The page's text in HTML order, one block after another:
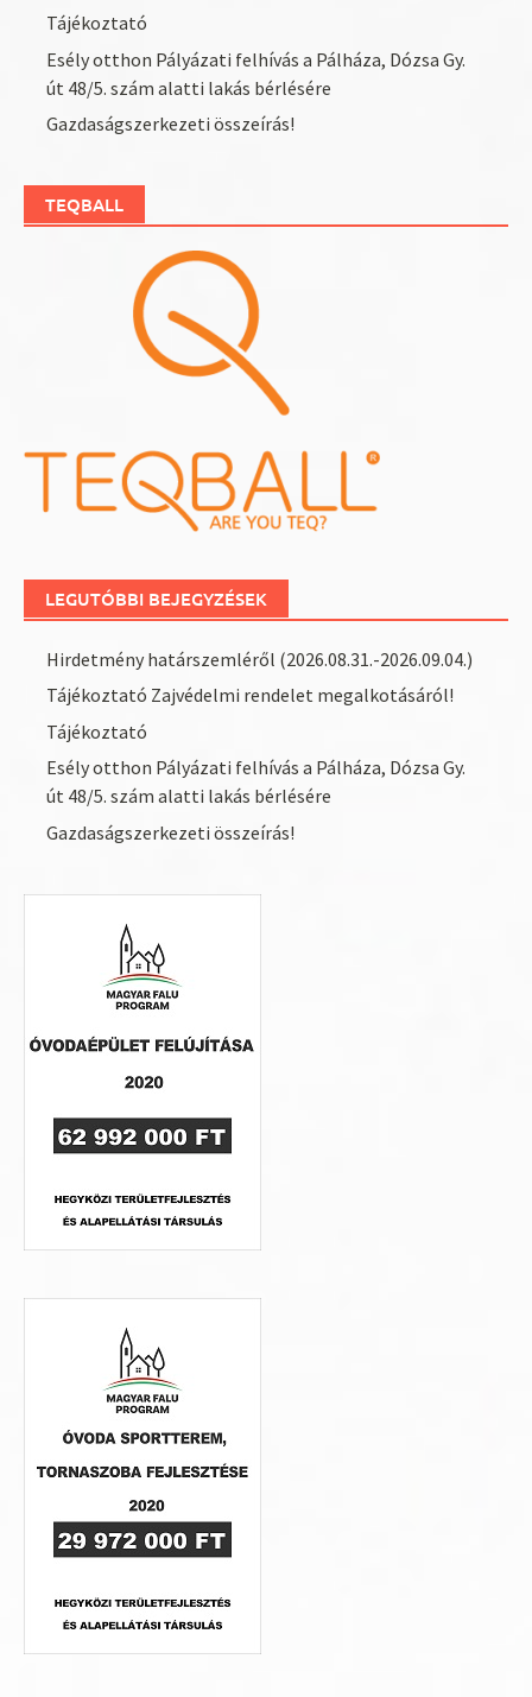
Tájékoztató
Esély otthon Pályázati felhívás a Pálháza, Dózsa Gy.
út 48/5. szám alatti lakás bérlésére
Gazdaságszerkezeti összeírás!
TEQBALL
LEGUTÓBBI BEJEGYZÉSEK
Hirdetmény határszemléről (2026.08.31.-2026.09.04.)
Tájékoztató Zajvédelmi rendelet megalkotásáról!
Tájékoztató
Esély otthon Pályázati felhívás a Pálháza, Dózsa Gy.
út 48/5. szám alatti lakás bérlésére
Gazdaságszerkezeti összeírás!